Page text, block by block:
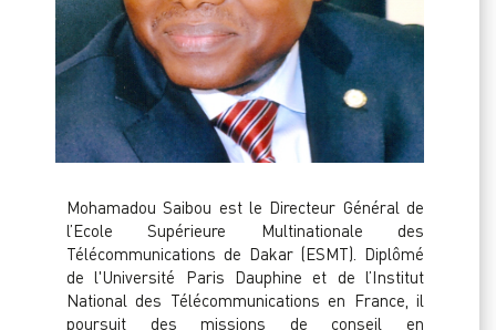
Mohamadou Saibou est le Directeur Général de
l’Ecole Supérieure Multinationale des
Télécommunications de Dakar (ESMT). Diplômé
de l'Université Paris Dauphine et de l’Institut
National des Télécommunications en France, il
poursuit des missions de conseil en